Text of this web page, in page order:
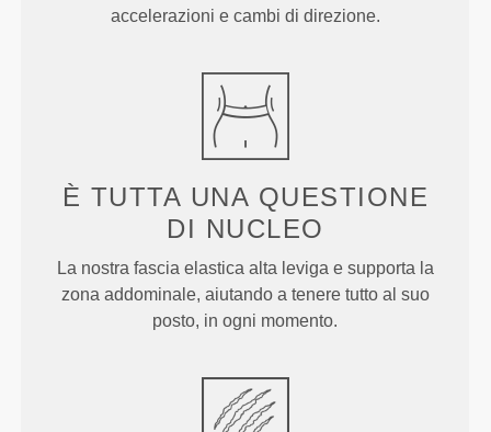
accelerazioni e cambi di direzione.
È TUTTA UNA QUESTIONE
DI NUCLEO
La nostra fascia elastica alta leviga e supporta la
zona addominale, aiutando a tenere tutto al suo
posto, in ogni momento.